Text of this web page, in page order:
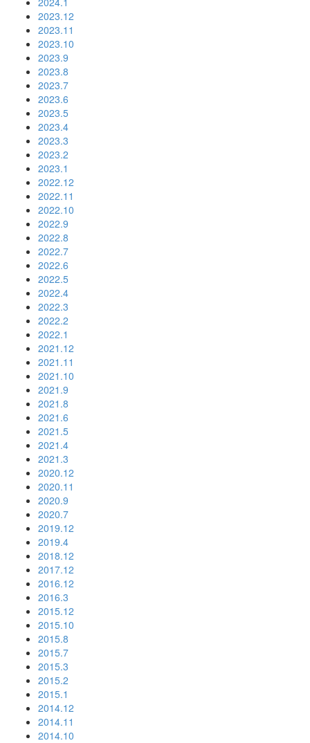
2023.12
2023.11
2023.10
2023.9
2023.8
2023.7
2023.6
2023.5
2023.4
2023.3
2023.2
2023.1
2022.12
2022.11
2022.10
2022.9
2022.8
2022.7
2022.6
2022.5
2022.4
2022.3
2022.2
2022.1
2021.12
2021.11
2021.10
2021.9
2021.8
2021.6
2021.5
2021.4
2021.3
2020.12
2020.11
2020.9
2020.7
2019.12
2019.4
2018.12
2017.12
2016.12
2016.3
2015.12
2015.10
2015.8
2015.7
2015.3
2015.2
2015.1
2014.12
2014.11
2014.10